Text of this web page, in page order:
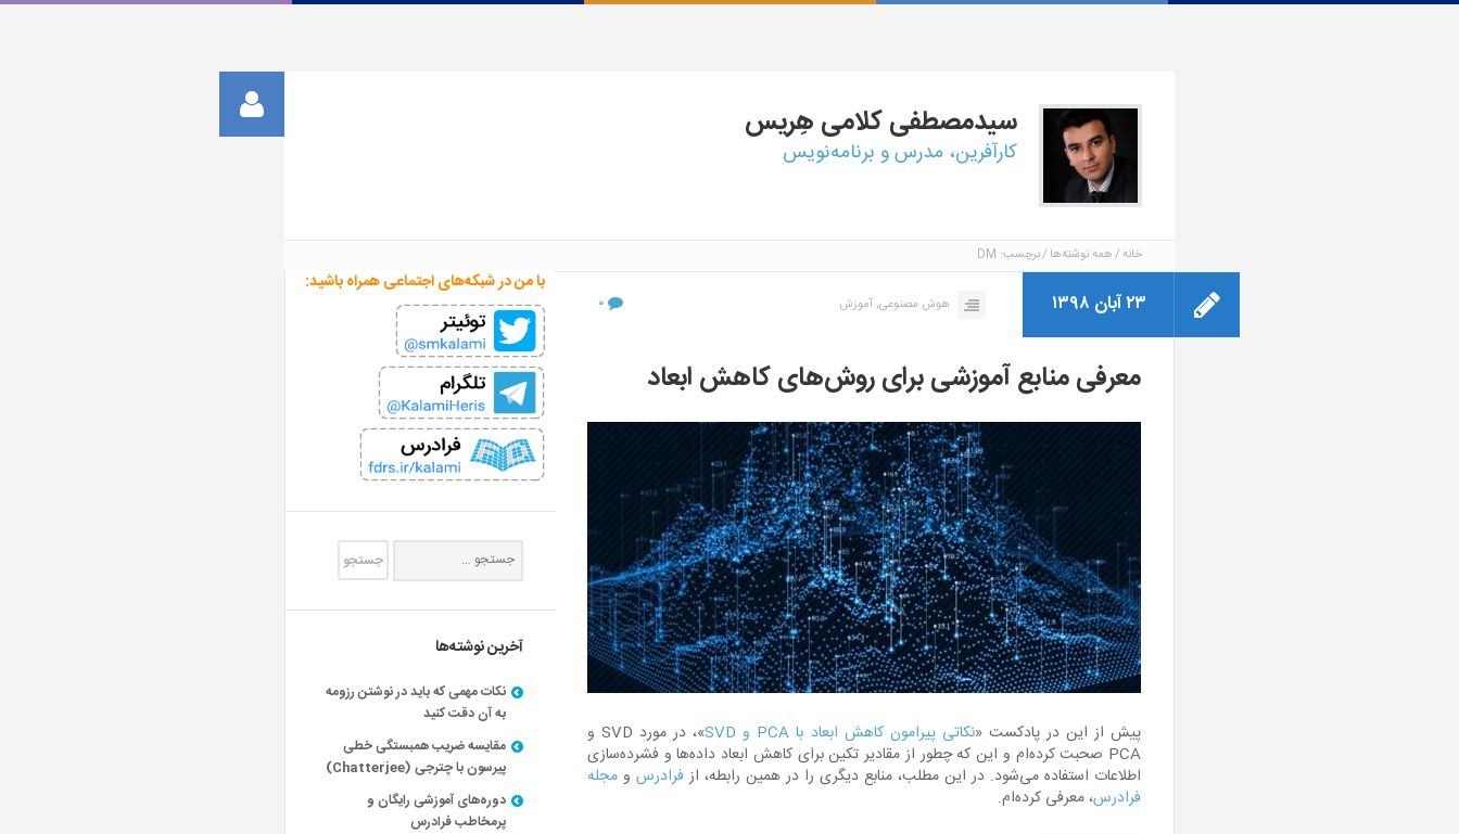
سیدمصطفیکلامی هِریس
کارآفرین، مدرس و برنامه‌نویس
خانه همه نوشته‌ها برچسب: DM
۲۳ آبان ۱۳۹۸ هوش مصنوعی,آموزش ۰
معرفی منابع آموزشی برای روش‌های کاهش ابعاد
پیش از این در پادکست «نکاتی پیرامون کاهش ابعاد با PCA و SVD
»، در مورد SVD و
PCA صحبت کرده‌ام و این که چطور از مقادیر تکین برای کاهش ابعاد داده‌ها و فشرده‌سازی
اطلاعات استفاده می‌شود. در این مطلب، منابع دیگری را در همین رابطه، از فرادرس و مجله
فرادرس، معرفی کرده‌ام.
با من در شبکه‌های اجتماعی همراه باشید:
آخرین نوشته‌ها
نکات مهمی که باید در نوشتن رزومه
به آن دقت کنید
مقایسه ضریب همبستگی خطی
پیرسون با چترجی (Chatterjee)
دوره‌های آموزشی رایگان و
پرمخاطب فرادرس